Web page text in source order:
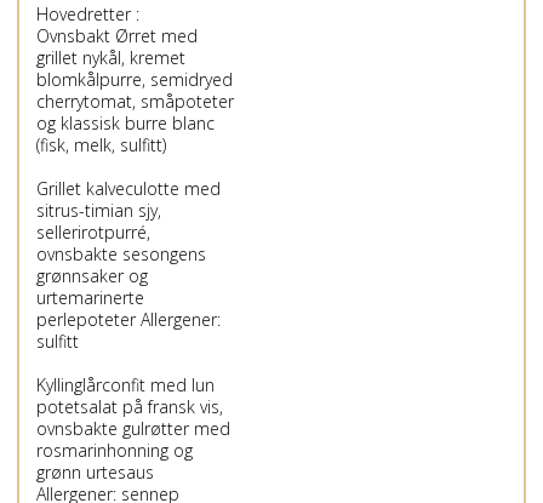
Hovedretter :
Ovnsbakt Ørret med
grillet nykål, kremet
blomkålpurre, semidryed
cherrytomat, småpoteter
og klassisk burre blanc
(fisk, melk, sulfitt)
Grillet kalveculotte med
sitrus-timian sjy,
sellerirotpurré,
ovnsbakte sesongens
grønnsaker og
urtemarinerte
perlepoteter Allergener:
sulfitt
Kyllinglårconfit med lun
potetsalat på fransk vis,
ovnsbakte gulrøtter med
rosmarinhonning og
grønn urtesaus
Allergener: sennep